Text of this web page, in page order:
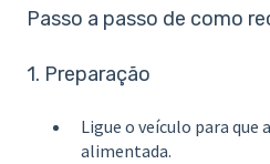
Passo a passo de como
1. Preparação
Ligue o veículo para que
alimentada.